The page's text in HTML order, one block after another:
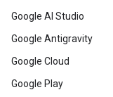
Google AI Studio
Google Antigravity
Google Cloud
Google Play